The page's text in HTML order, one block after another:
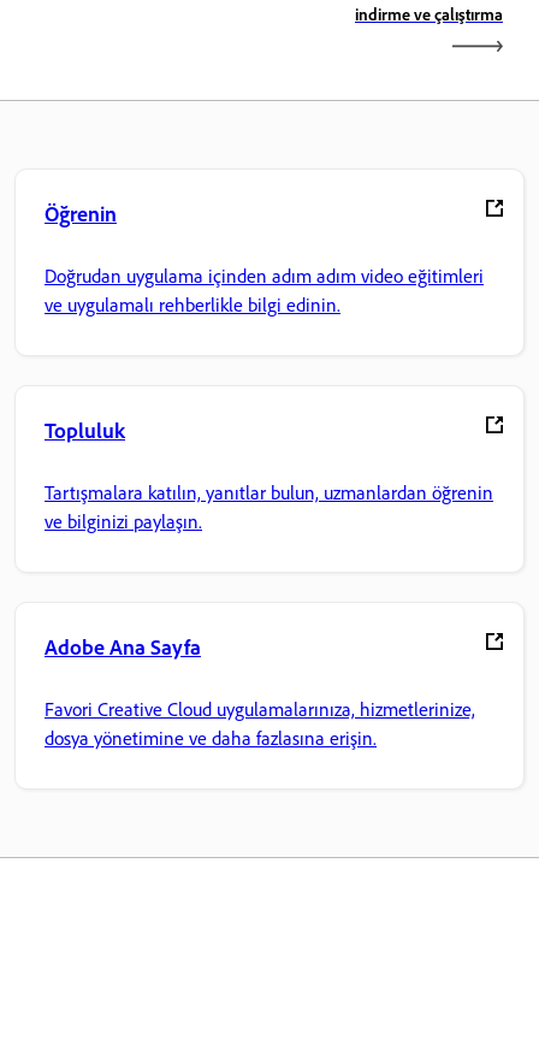
indirme ve çalıştırma
Öğrenin
Doğrudan uygulama içinden adım adım video eğitimleri
ve uygulamalı rehberlikle bilgi edinin.
Topluluk
Tartışmalara katılın, yanıtlar bulun, uzmanlardan öğrenin
ve bilginizi paylaşın.
Adobe Ana Sayfa
Favori Creative Cloud uygulamalarınıza, hizmetlerinize,
dosya yönetimine ve daha fazlasına erişin.